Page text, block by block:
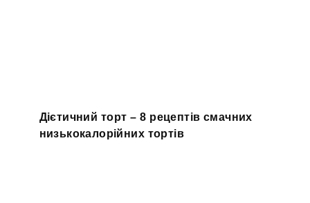
Дієтичний торт – 8 рецептів смачних
низькокалорійних тортів